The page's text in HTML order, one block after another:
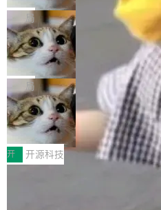
工具升级为企业的质量基础设施。
现实 过去两年，CIO们的焦虑清单
一是如何让大模型和智能体应用安
向生产，二是如何让测试团队跟得
章从一个简单的例子切入。一个网
设置，如果用布尔值 + 可空字段
ean 表示是否可切换，nullable 的
色方案、深色方案——会产生大量
合。方案缺了、配置冲突了、全
哪些组合有效，作者说，你得靠"
者部落知识"。 换个写法。Rust
变体：Switchable...
S。如果你只看官方博客，你会觉
个"AI 知识库 + 聊天机器人"——每
做，没什么新鲜的。 但 Kenton
r 上把事情说清楚了： 今天我们发
re OS，一个带连接器的聊天机器
有科技公司做的一样。只不过，实
样。这是 Sandstorm.io 的重制版
那个创业公司。不同的是，这次它
lare Workers 上——我花了九年时
——并且深度集成了 AI。这基本上
局
Deno 团队开源 Celld，可自托
布式 Durable Objects
Ryan Dahl 领导的 Deno 团队推
目 Celld，一个能在自己机器上运
Workers 和 Durable Objects 的
计思路很直接：每个对象是一个独
数据库，按名称寻址，复制到你自
存储库里。节点之间只通过这个
没有控制平面，没有共识协议。每
个小型数据库，应用天然按分片构
库的竞争和爆炸半径问题在设计层
局
鲁大师7月新机性能/流畅/AI榜
性能、流畅双第一，三星
新折叠缺席
2026年7月的手机市场，由于存储
增，手机厂商的日子也不好过啊，
放缓，因此硝烟味淡了许多。新机
高价的三星折叠（三星Galaxy Z
Fold8 / Z Flip8）外，其余要么是
开 开源科技
Zed 编辑器团队发布了新项目